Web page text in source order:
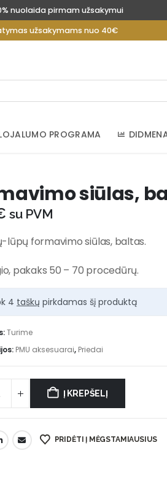
nuolaida pirmam užsakymui
užsakymams nuo 40€
PROGRAMA
siūlas,
su PVM
lūpų formavimo siūlas, baltas.
pakaks 50 – 70 procedūrų.
4 taškų pirkdamas šį produktą
Turime
PMU aksesuarai, Priedai
Į KREPŠELĮ
PRIDĖTI Į MĖGSTAMIAUSIUS